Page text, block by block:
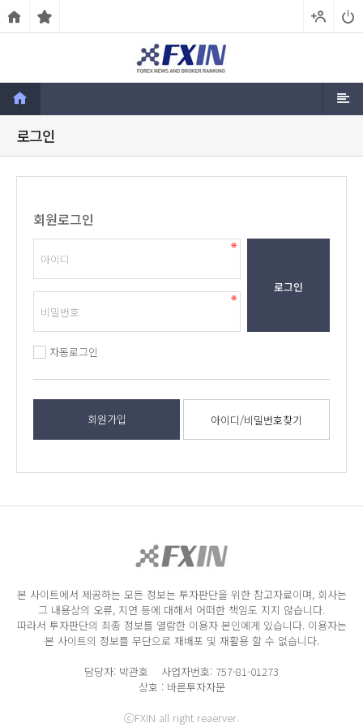
로그인
회원로그인
로그인
자동로그인
회원가입 아이디/비밀번호찾기
본 사이트에서 제공하는 모든 정보는 투자판단을 위한 참고자료이며, 회사는
그 내용상의 오류, 지연 등에 대해서 어떠한 책임도 지지 않습니다.
따라서 투자판단의 최종 정보를 열람한 이용자 본인에게 있습니다. 이용자는
본 사이트의 정보를 무단으로 재배포 및 재활용 할 수 없습니다.
담당자: 박관호 사업자번호: 757-81-01273
상호 : 바른투자자문
ⓒFXIN all right reaerver.